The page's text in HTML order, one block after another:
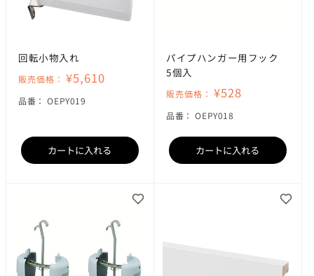
回転小物入れ
販売価格： ¥5,610
品番：SKU:
OEPY019
カートに入れる
パイプハンガー用フック
5個入
販売価格： ¥528
品番：SKU:
OEPY018
カートに入れる